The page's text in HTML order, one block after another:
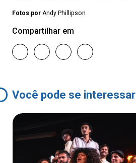
Fotos por Andy Phillipson
Compartilhar em
Você pode se interessar